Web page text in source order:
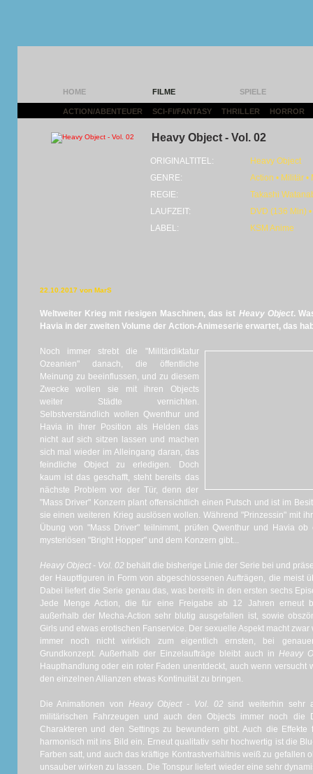
HOME FILME SPIELE
ACTION/ABENTEUER SCI-FI/FANTASY THRILLER HORROR
Heavy Object - Vol. 02
ORIGINALTITEL:
Heavy Object
GENRE:
Action • Militär •
REGIE:
Takashi
LAUFZEIT:
DVD (136 Min)
LABEL:
KSM Anime
22.10.2017 von MarS
Weltweiter Krieg mit riesigen Maschinen, das ist Heavy Object.
Havia in der zweiten Volume der Action-Animeserie erwartet, das
Noch immer strebt die "Militärdiktatur
Ozeanien" danach, die öffentliche
Meinung zu beeinflussen, und zu diesem
Zwecke wollen sie mit ihren Objects
weiter Städte vernichten.
Selbstverständlich wollen Qwenthur und
Havia in ihrer Position als Helden das
nicht auf sich sitzen lassen und machen
sich mal wieder im Alleingang daran, das
feindliche Object zu erledigen. Doch
kaum ist das geschafft, steht bereits das
nächste Problem vor der Tür, denn der
"Mass Driver" Konzern plant offensichtlich einen Putsch und ist im
sie einen weiteren Krieg auslösen wollen. Während "Prinzessin" mit
Übung von "Mass Driver" teilnimmt, prüfen Qwenthur und Havia
mysteriösen "Bright Hopper" und dem Konzern gibt...
Heavy Object - Vol. 02 behält die bisherige Linie der Serie bei und
der Hauptfiguren in Form von abgeschlossenen Aufträgen, die meist
Dabei liefert die Serie genau das, was bereits in den ersten sechs
Jede Menge Action, die für eine Freigabe ab 12 Jahren erneut
außerhalb der Mecha-Action sehr blutig ausgefallen ist, sowie
Girls und etwas erotischen Fanservice. Der sexuelle Aspekt macht
immer noch nicht wirklich zum eigentlich ernsten, bei
Grundkonzept. Außerhalb der Einzelaufträge bleibt auch in Heavy
Haupthandlung oder ein roter Faden unentdeckt, auch wenn versucht
den einzelnen Allianzen etwas Kontinuität zu bringen.
Die Animationen von Heavy Object - Vol. 02sind weiterhin sehr
militärischen Fahrzeugen und auch den Objects immer noch
Charakteren und den Settings zu bewundern gibt. Auch die
harmonisch mit ins Bild ein. Erneut qualitativ sehr hochwertig ist die
Farben satt, und auch das kräftige Kontrastverhältnis weiß zu gefallen
unsauber wirken zu lassen. Die Tonspur liefert wieder eine sehr